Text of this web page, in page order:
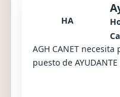
HA
AGH CANET
puesto de AYUDANTE